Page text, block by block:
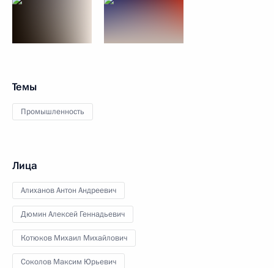
Темы
Промышленность
Лица
Алиханов Антон Андреевич
Дюмин Алексей Геннадьевич
Котюков Михаил Михайлович
Соколов Максим Юрьевич